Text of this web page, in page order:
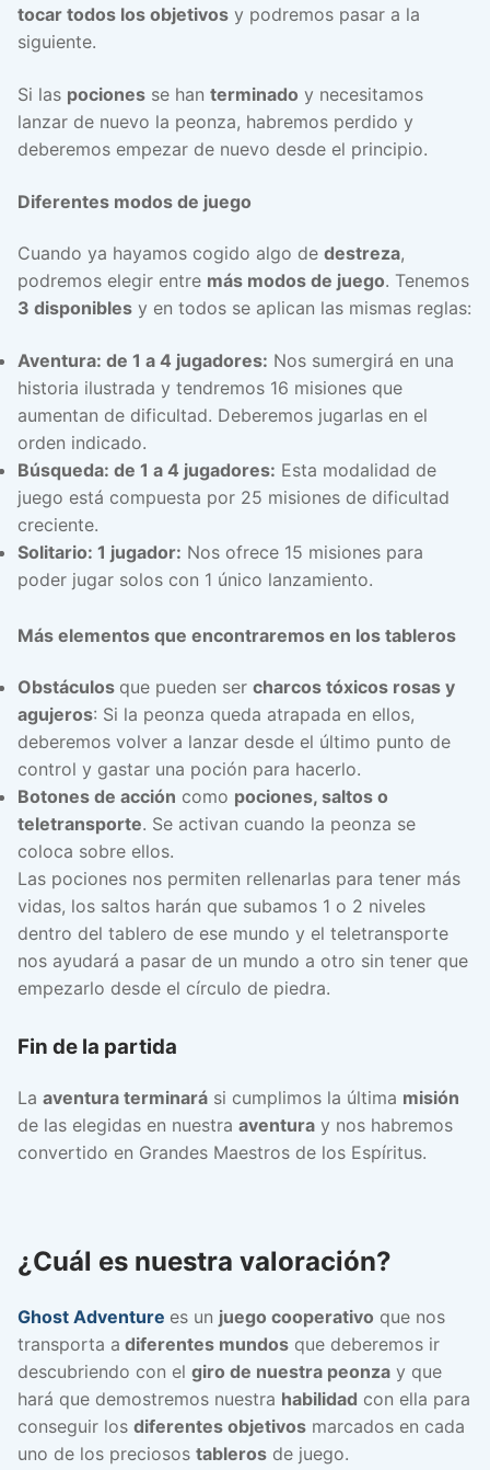
tocar todos los objetivos y podremos pasar a la
siguiente.
Si las pociones se han terminado y necesitamos
lanzar de nuevo la peonza, habremos perdido y
deberemos empezar de nuevo desde el principio.
Diferentes modos de juego
Cuando ya hayamos cogido algo de destreza,
podremos elegir entre más modos de juego. Tenemos
3 disponibles y en todos se aplican las mismas reglas:
Aventura: de 1 a 4 jugadores: Nos sumergirá en una
historia ilustrada y tendremos 16 misiones que
aumentan de dificultad. Deberemos jugarlas en el
orden indicado.
Búsqueda: de 1 a 4 jugadores: Esta modalidad de
juego está compuesta por 25 misiones de dificultad
creciente.
Solitario: 1 jugador: Nos ofrece 15 misiones para
poder jugar solos con 1 único lanzamiento.
Más elementos que encontraremos en los tableros
Obstáculos que pueden ser charcos tóxicos rosas y
agujeros: Si la peonza queda atrapada en ellos,
deberemos volver a lanzar desde el último punto de
control y gastar una poción para hacerlo.
Botones de acción como pociones, saltos o
teletransporte. Se activan cuando la peonza se
coloca sobre ellos.
Las pociones nos permiten rellenarlas para tener más
vidas, los saltos harán que subamos 1 o 2 niveles
dentro del tablero de ese mundo y el teletransporte
nos ayudará a pasar de un mundo a otro sin tener que
empezarlo desde el círculo de piedra.
Fin de la partida
La aventura terminará si cumplimos la última misión
de las elegidas en nuestra aventura y nos habremos
convertido en Grandes Maestros de los Espíritus.
¿Cuál es nuestra valoración?
Ghost Adventure es un juego cooperativo que nos
transporta a diferentes mundos que deberemos ir
descubriendo con el giro de nuestra peonza y que
hará que demostremos nuestra habilidad con ella para
conseguir los diferentes objetivos marcados en cada
uno de los preciosos tableros de juego.